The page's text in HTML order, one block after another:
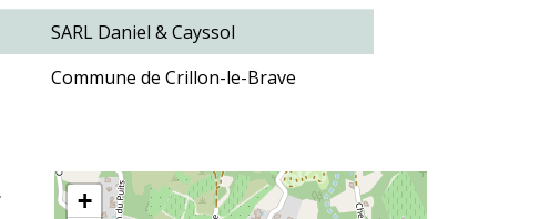
SARL Daniel & Cayssol
Commune de Crillon-le-Brave
+